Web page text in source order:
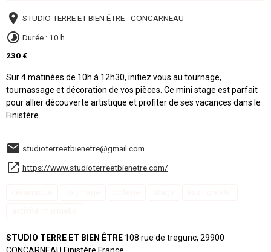
STUDIO TERRE ET BIEN ÊTRE - CONCARNEAU
Durée : 10 h
230 €
Sur 4 matinées de 10h à 12h30, initiez vous au tournage,
tournassage et décoration de vos pièces. Ce mini stage est parfait
pour allier découverte artistique et profiter de ses vacances dans le
Finistère
studioterreetbienetre@gmail.com
https://www.studioterreetbienetre.com/
STUDIO TERRE ET BIEN ÊTRE 108 rue de tregunc, 29900
CONCARNEAU Finistère France